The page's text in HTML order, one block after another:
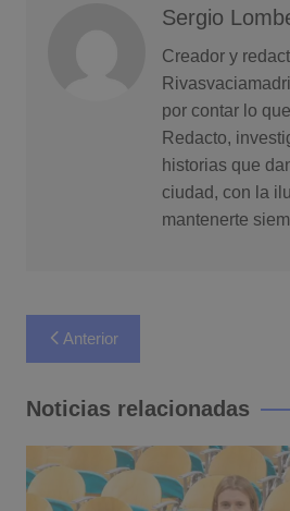
Sergio
Creador y
por contar lo
Redacto,
historias que
ciudad, con la
mantenerte
Navegación
de
entradas
Anterior
Noticias relacionadas